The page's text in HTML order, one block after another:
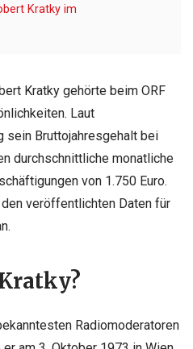
Kratky im
Kratky gehörte beim ORF
Laut
sein Bruttojahresgehalt bei
durchschnittliche monatliche
von 1.750 Euro.
veröffentlichten Daten für
Radiomoderatoren